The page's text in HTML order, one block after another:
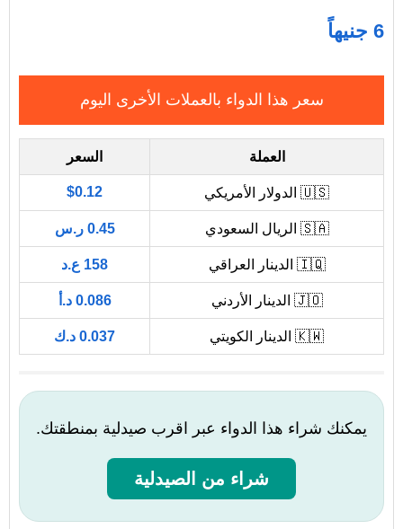
6 جنيهاً
سعر هذا الدواء بالعملات الأخرى اليوم
العملة السعر
🇺🇸 الدولار الأمريكي $0.12
🇸🇦 الريال السعودي 0.45 ر.س
🇮🇶 الدينار العراقي 158 ع.د
🇯🇴 الدينار الأردني 0.086 د.أ
🇰🇼 الدينار الكويتي 0.037 د.ك
يمكنك شراء هذا الدواء عبر اقرب صيدلية بمنطقتك.
شراء من الصيدلية